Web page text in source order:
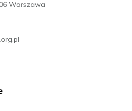
- 25.09.2026
1209 PLN
- 02.10.2026
Warszawa